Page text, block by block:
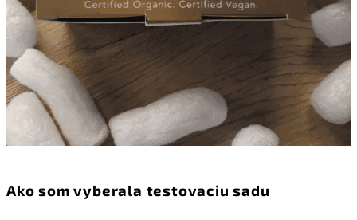
Ako som vyberala testovaciu sadu